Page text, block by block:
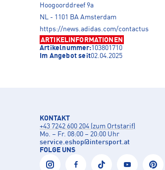
Hoogoorddreef 9a
NL - 1101 BA Amsterdam
https://news.adidas.com/contactus
ARTIKELINFORMATIONEN
Artikelnummer:103801710
Im Angebot seit02.04.2025
KONTAKT
+43 7242 600 204 (zum Ortstarif)
Mo. – Fr. 08:00 – 20:00 Uhr
service.eshop@intersport.at
FOLGE UNS